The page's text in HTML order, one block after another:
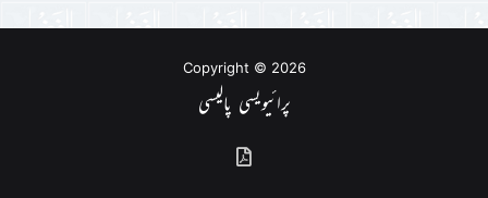
Copyright © 2026
پرائیویسی پالیسی
گذشتہ